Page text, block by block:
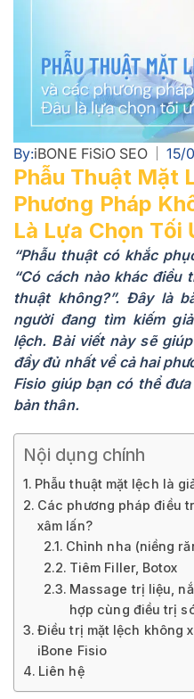
By:iBONE FiSiO SEO 15/
Phẫu Thuật Mặt
Phương Pháp
Là Lựa Chọn Tối
“Phẫu thuật có khắc
“Có cách nào khác điều
thuật không?”. Đây là
người đang tìm kiếm
lệch. Bài viết này sẽ
đầy đủ nhất về cả hai
Fisio giúp bạn có thể
bản thân.
Nội dụng chính
Phẫu thuật mặt lệch là
Các phương pháp điều
xâm lấn?
Chỉnh nha (niềng
Tiêm Filler, Botox
Massage trị liệu,
hợp cùng điều trị
Điều trị mặt lệch không
iBone Fisio
Liên hệ